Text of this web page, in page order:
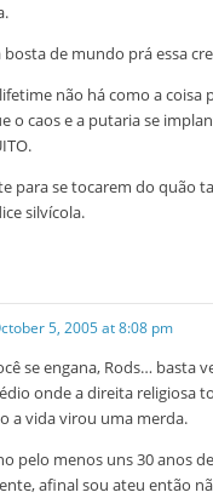
bosta de mundo prá essa
não há como a coisa
o caos e a putaria se
para se tocarem do quão
silvícola.
5, 2005 at 8:08 pm
se engana, Rods… basta
onde a direita religiosa
a vida virou uma merda.
pelo menos uns 30 anos
afinal sou ateu então